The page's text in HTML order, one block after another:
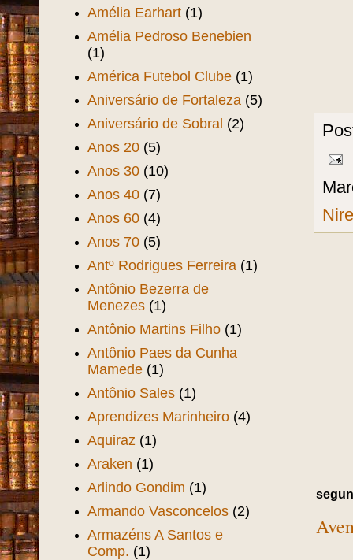
Amélia Earhart (1)
Amélia Pedroso Benebien
(1)
América Futebol Clube (1)
Aniversário de Fortaleza (5)
Aniversário de Sobral (2)
Anos 20 (5)
Anos 30 (10)
Anos 40 (7)
Anos 60 (4)
Anos 70 (5)
Antº Rodrigues Ferreira (1)
Antônio Bezerra de
Menezes (1)
Antônio Martins Filho (1)
Antônio Paes da Cunha
Mamede (1)
Antônio Sales (1)
Aprendizes Marinheiro (4)
Aquiraz (1)
Araken (1)
Arlindo Gondim (1)
Armando Vasconcelos (2)
Armazéns A Santos e
Comp. (1)